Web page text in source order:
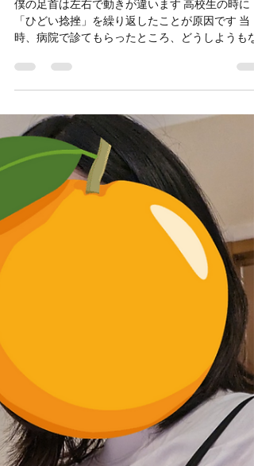
を感じるようになった ただの「肩こり」と思って
いたのが、肩の腱が傷付いていたり、神経に異常
が生じている という可能性もあるわけです そこ
法などによる介入が始まるわけです うちに来る、
お客さんにも肩の痛みにお悩みの方がいらっしゃ
行っていた方ばかりです 整形外科でのリハビリは
何が行われる？ ①運動療法・徒手療法・物理療法
担当の理学療法士が指導する肩関節のエクササイ
ズを中心に行うことで疼痛軽減、運動機能の改善
ど、生命は動き続ける
「ひどい捻挫」を繰り返したことが原因です 当
無理してサッカーの試合に出場していた僕の責任
です おかげで靭帯や骨が変形してしまっているそ
うです...